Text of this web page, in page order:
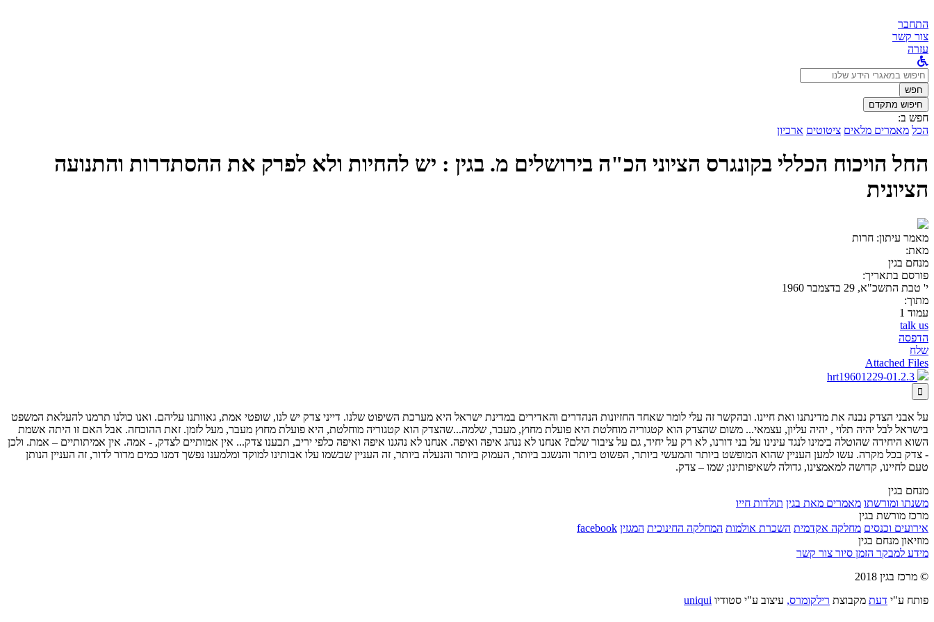
התחבר
צור קשר
עזרה
לחפש
ב:חפש
חיפוש מתקדם
חפש ב:
הכל מאמרים מלאים ציטוטים ארכיון
החל הויכוח הכללי בקונגרס הציוני הכ"ה בירושלים מ. בגין : יש להחיות ולא לפרק את ההסתדרות והתנועה
הציונית
מאמר עיתון: חרות
מאת:
מנחם בגין
פורסם בתאריך:
י' טבת התשכ"א, 29 בדצמבר 1960
מתוך:
עמוד 1
talk us
הדפסה
שלח
Attached Files

על אבני הצדק נבנה את מדינתנו ואת חיינו. ובהקשר זה עלי לומר שאחד החזיונות הנהדרים והאדירים במדינת ישראל היא מערכת השיפוט שלנו. דייני צדק יש לנו, שופטי אמת, גאוותנו עליהם. ואנו כולנו תרמנו להעלאת המשפט
בישראל לבל יהיה תלוי , יהיה עליון, עצמאי... משום שהצדק הוא קטגוריה מוחלטת היא פועלת מחוץ, מעבר, שלמה...שהצדק הוא קטגוריה מוחלטת, היא פועלת מחוץ מעבר, מעל לזמן. זאת ההוכחה. אבל האם זו היתה אשמת
השוא היחידה שהוטלה בימינו לנגד עינינו על בני דורנו, לא רק על יחיד, גם על ציבור שלם? אנחנו לא ננהג איפה ואיפה. אנחנו לא נהגנו איפה ואיפה כלפי יריב, תבענו צדק... אין אמותיים לצדק, - אמה. אין אמיתותיים – אמת. ולכן
- צדק בכל מקרה. עשו למען העניין שהוא המופשט ביותר והמעשי ביותר, הפשוט ביותר והנשגב ביותר, העמוק ביותר והנעלה ביותר, זה העניין שבשמו עלו אבותינו למוקד ומלמענו נפשך דמנו כמים מדור לדור, זה העניין הנותן
טעם לחיינו, קדושה למאמצינו, גדולה לשאיפותינו; שמו – צדק.
מנחם בגין
משנתו ומורשתו מאמרים מאת בגין תולדות חייו
מרכז מורשת בגין
אירועים וכנסים מחלקה אקדמית השכרת אולמות המחלקה החינוכית המגזין facebook
מוזיאון מנחם בגין
מידע למבקר הזמן סיור צור קשר
© מרכז בגין 2018
פותח ע"י דעת מקבוצת רילקומרס, עיצוב ע"י סטודיו uniqui